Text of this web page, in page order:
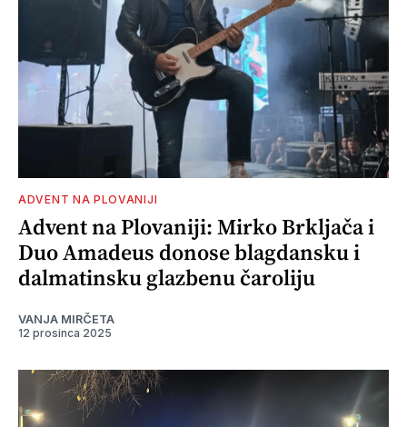
ADVENT NA PLOVANIJI
Advent na Plovaniji: Mirko Brkljača i
Duo Amadeus donose blagdansku i
dalmatinsku glazbenu čaroliju
VANJA MIRČETA
12 prosinca 2025